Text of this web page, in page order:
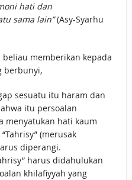
hati dan
sama lain”(Asy-Syarhu
memberikan kepada
berbunyi,
sesuatu itu haram dan
itu persoalan
menyatukan hati kaum
(merusak
diperangi.
harus didahulukan
khilafiyyah yang